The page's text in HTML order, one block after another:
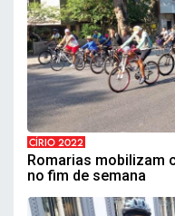
CÍRIO 2022
Romarias mobilizam
no fim de semana